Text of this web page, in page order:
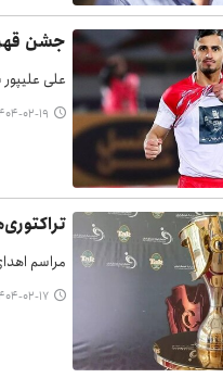
جشن
علی
۱۴۰۴-۰۲-۱۹
مراسم
۱۴۰۴-۰۲-۱۷